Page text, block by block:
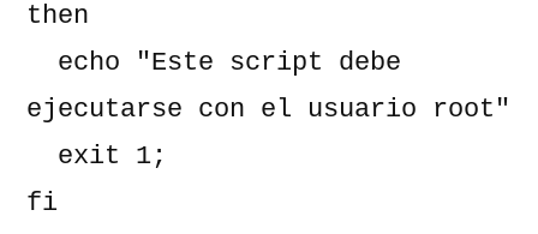
then
ejecutarse con el usuario root"
fi